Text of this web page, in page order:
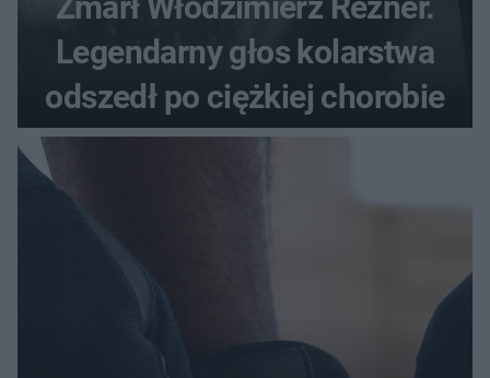
Legendarny głos kolarstwa
odszedł po ciężkiej chorobie